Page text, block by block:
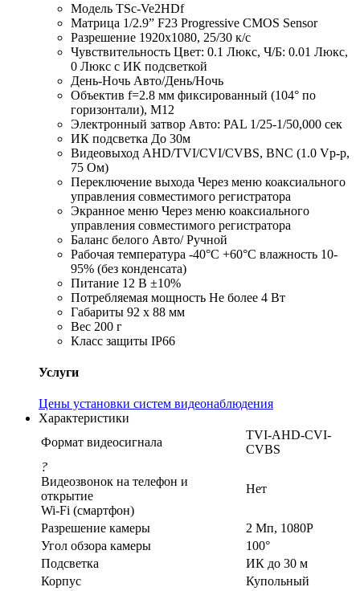
Модель TSc-Ve2HDf
Матрица 1/2.9” F23 Progressive CMOS Sensor
Разрешение 1920х1080, 25/30 к/с
Чувствительность Цвет: 0.1 Люкс, Ч/Б: 0.01 Люкс,
0 Люкс с ИК подсветкой
День-Ночь Авто/День/Ночь
Объектив f=2.8 мм фиксированный (104° по
горизонтали), М12
Электронный затвор Авто: PAL 1/25-1/50,000 сек
ИК подсветка До 30м
Видеовыход AHD/TVI/CVI/CVBS, BNC (1.0 Vp-p,
75 Ом)
Переключение выхода Через меню коаксиального
управления совместимого регистратора
Экранное меню Через меню коаксиального
управления совместимого регистратора
Баланс белого Авто/ Ручной
Рабочая температура -40°С +60°С влажность 10-
95% (без конденсата)
Питание 12 В ±10%
Потребляемая мощность Не более 4 Вт
Габариты 92 x 88 мм
Вес 200 г
Класс защиты IP66
Услуги
Цены установки систем видеонаблюдения
Характеристики
Формат видеосигнала
TVI-AHD-CVI-
CVBS
?
Видеозвонок на телефон и
открытие
Wi-Fi (смартфон)
Нет
Разрешение камеры
2 Мп, 1080P
Угол обзора камеры
100°
Подсветка
ИК до 30 м
Корпус
Купольный